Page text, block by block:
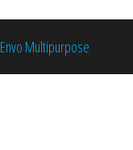
Envo Multipurpose